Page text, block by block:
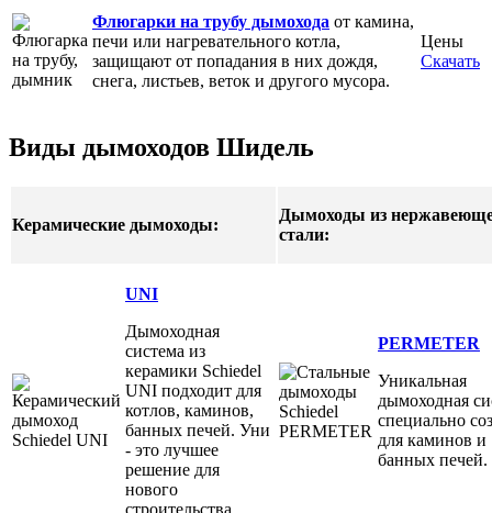
Флюгарки на трубу дымохода от камина,
печи или нагревательного котла,
защищают от попадания в них дождя,
снега, листьев, веток и другого мусора.
Цены
Скачать
Виды дымоходов Шидель
Керамические дымоходы:
Дымоходы из
стали:
UNI
Дымоходная
система из
керамики Schiedel
UNI подходит для
котлов, каминов,
банных печей. Уни
- это лучшее
решение для
нового
строительства.
PERMETER
Уникальная
дымоходная
специально
для каминов и
банных печей.